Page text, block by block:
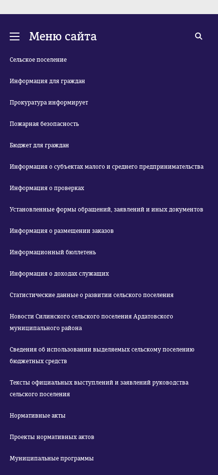
Меню сайта
Сельское поселение
Информация для граждан
Прокуратура информирует
Пожарная безопасность
Бюджет для граждан
Информация о субъектах малого и среднего предпринимательства
Информация о проверках
Установленные формы обращений, заявлений и иных документов
Информация о размещении заказов
Информационный бюллетень
Информация о доходах служащих
Статистические данные о развитии сельского поселения
Новости Силинского сельского поселения Ардатовского
муниципального района
Сведения об использовании выделяемых сельскому поселению
бюджетных средств
Тексты официальных выступлений и заявлений руководства
сельского поселения
Нормативные акты
Проекты нормативных актов
Муниципальные программы